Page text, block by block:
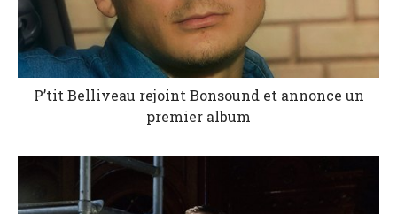
P’tit Belliveau rejoint Bonsound et annonce un
premier album